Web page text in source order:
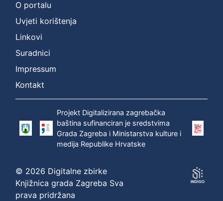
O portalu
Uvjeti korištenja
Linkovi
Suradnici
Impressum
Kontakt
Projekt Digitalizirana zagrebačka
baština sufinanciran je sredstvima
Grada Zagreba i Ministarstva kulture i
medija Republike Hrvatske
© 2026 Digitalne zbirke
Knjižnica grada Zagreba Sva
prava pridržana